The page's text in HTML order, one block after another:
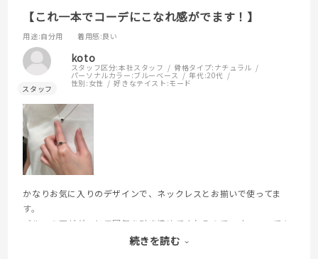
【これ一本でコーデにこなれ感がでます！】
用途:自分用 着用感:良い
koto
スタッフ区分:本社スタッフ 骨格タイプ: ナチュラル
パーソナルカラー:ブルーベース 年代:20代
性別: 女性 好きなテイスト:モード
かなりお気に入りのデザインで、ネックレスとお揃いで使ってま
す。
ブルーの石がグッと雰囲気を引き締めてくれるので、オフィスでも
着けてられるのが嬉しいポイント！
続きを読む